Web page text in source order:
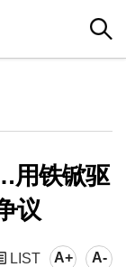
用铁锨驱
议
LIST A+ A-